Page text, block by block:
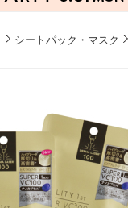
シートパック・マスク